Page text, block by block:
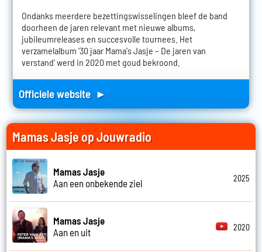
Ondanks meerdere bezettingswisselingen bleef de band
doorheen de jaren relevant met nieuwe albums,
jubileumreleases en succesvolle tournees. Het
verzamelalbum '30 jaar Mama's Jasje – De jaren van
verstand' werd in 2020 met goud bekroond.
Officiele website ►
Mamas Jasje op Jouwradio
Mamas Jasje
Aan een onbekende ziel
2025
Mamas Jasje
Aan en uit
2020